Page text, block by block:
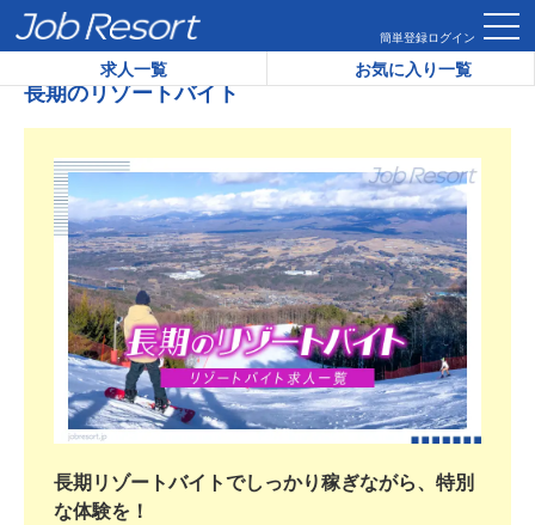
簡単登録ログイン
求人一覧 お気に入り一覧
HOME 長期のリゾートバイト
長期のリゾートバイト
長期リゾートバイトでしっかり稼ぎながら、特別
な体験を！